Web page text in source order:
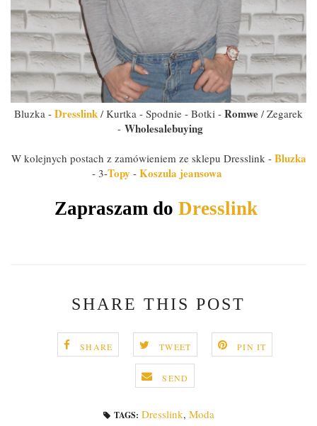
Bluzka - Dresslink / Kurtka - Spodnie - Botki - Romwe / Zegarek
- Wholesalebuying
W kolejnych postach z zamówieniem ze sklepu Dresslink - Bluzka
- 3-Topy - Koszula jeansowa
Zapraszam do Dresslink
SHARE THIS POST
SHARE TWEET PIN IT
SEND
TAGS: Dresslink, Moda